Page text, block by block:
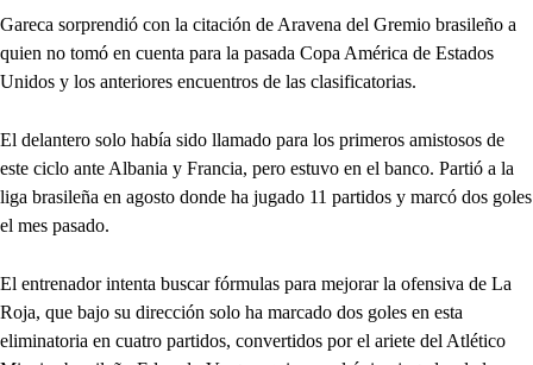
Gareca sorprendió con la citación de Aravena del Gremio brasileño a
quien no tomó en cuenta para la pasada Copa América de Estados
Unidos y los anteriores encuentros de las clasificatorias.
El delantero solo había sido llamado para los primeros amistosos de
este ciclo ante Albania y Francia, pero estuvo en el banco. Partió a la
liga brasileña en agosto donde ha jugado 11 partidos y marcó dos goles
el mes pasado.
El entrenador intenta buscar fórmulas para mejorar la ofensiva de La
Roja, que bajo su dirección solo ha marcado dos goles en esta
eliminatoria en cuatro partidos, convertidos por el ariete del Atlético